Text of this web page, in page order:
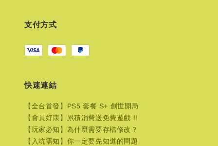
支付方式
快速連結
【全台首發】PS5 套餐 S+ 創世開局
【會員好康】累積消費送免費遊戲 !!
【玩家必知】為什麼需要存檔修改？
【入坑需知】你一定要先知道的問題